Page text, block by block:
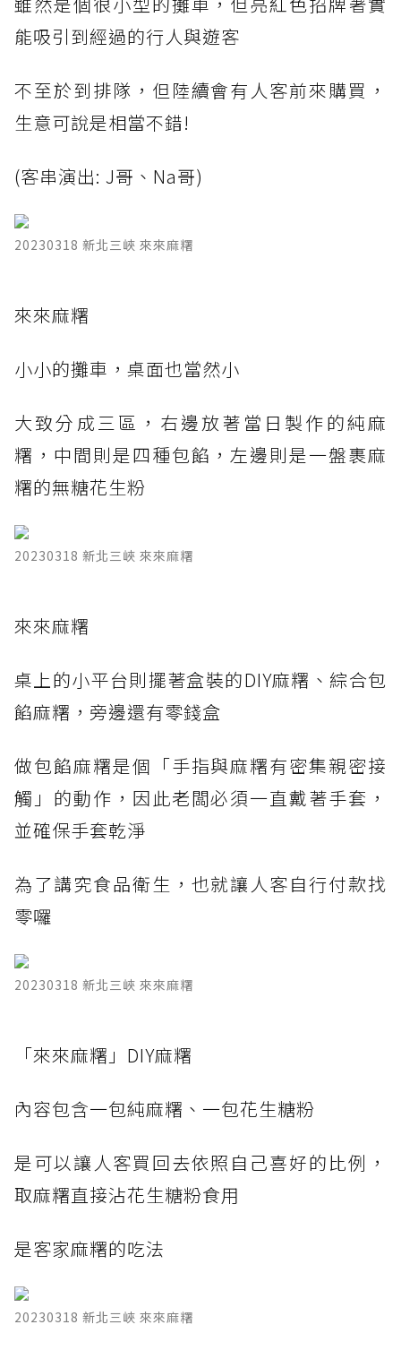
能吸引到經過的行人與遊客
不至於到排隊，但陸續會有人客前來購買，
生意可說是相當不錯!
(客串演出: J哥、Na哥)
20230318 新北三峽 來來麻糬
​來來麻糬
小小的攤車，桌面也當然小
大致分成三區，右邊放著當日製作的純麻
糬，中間則是四種包餡，左邊則是一盤裹麻
糬的無糖花生粉
20230318 新北三峽 來來麻糬
​來來麻糬
桌上的小平台則擺著盒裝的DIY麻糬、綜合包
餡麻糬，旁邊還有零錢盒
做包餡麻糬是個「手指與麻糬有密集親密接
觸」的動作，因此老闆必須一直戴著手套，
並確保手套乾淨
為了講究食品衛生，也就讓人客自行付款找
零囉
20230318 新北三峽 來來麻糬
​「來來麻糬」DIY麻糬
內容包含一包純麻糬、一包花生糖粉
是可以讓人客買回去依照自己喜好的比例，
取麻糬直接沾花生糖粉食用
是客家麻糬的吃法
20230318 新北三峽 來來麻糬